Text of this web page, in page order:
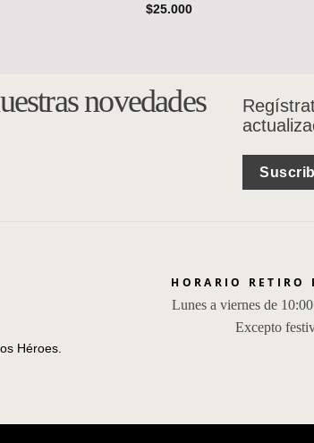
$25.000
novedades
Héroes.
HORARIO RETIRO
Lunes a viernes de
Excepto